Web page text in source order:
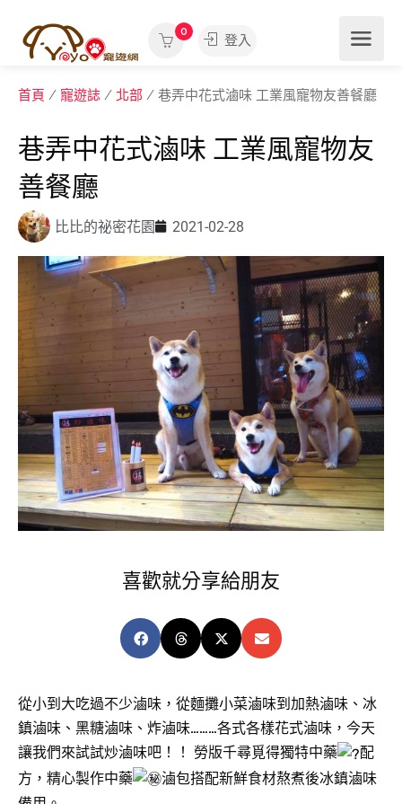
0
登入
首頁 / 寵遊誌 / 北部 / 巷弄中花式滷味 工業風寵物友善餐廳
巷弄中花式滷味 工業風寵物友
善餐廳
比比的祕密花園 2021-02-28
喜歡就分享給朋友
從小到大吃過不少滷味，從麵攤小菜滷味到加熱滷味、冰
鎮滷味、黑糖滷味、炸滷味………各式各樣花式滷味，今天
讓我們來試試炒滷味吧！！ 勞版千尋覓得獨特中藥
配
方，精心製作中藥
滷包搭配新鮮食材熬煮後冰鎮滷味